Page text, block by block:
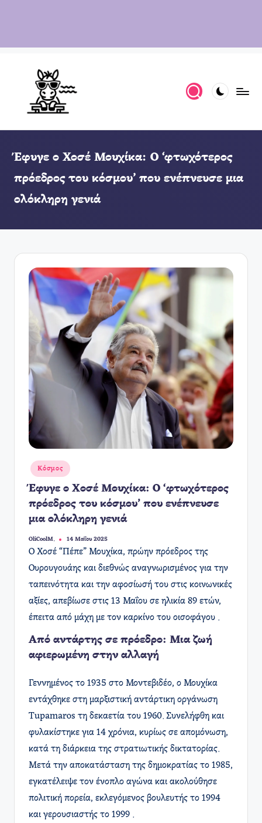
Έφυγε ο Χοσέ Μουχίκα: Ο ‘φτωχότερος
πρόεδρος του κόσμου’ που ενέπνευσε μια
ολόκληρη γενιά
Αναρτήθηκε
σε
Κόσμος
Έφυγε ο Χοσέ Μουχίκα: Ο ‘φτωχότερος
πρόεδρος του κόσμου’ που ενέπνευσε
μια ολόκληρη γενιά
Συγγραφέας:
OliCoolM. 14 Μαΐου 2025
Ο Χοσέ “Πέπε” Μουχίκα, πρώην πρόεδρος της
Ουρουγουάης και διεθνώς αναγνωρισμένος για την
ταπεινότητα και την αφοσίωσή του στις κοινωνικές
αξίες, απεβίωσε στις 13 Μαΐου σε ηλικία 89 ετών,
έπειτα από μάχη με τον καρκίνο του οισοφάγου .
Από αντάρτης σε πρόεδρο: Μια ζωή
αφιερωμένη στην αλλαγή
Γεννημένος το 1935 στο Μοντεβιδέο, ο Μουχίκα
εντάχθηκε στη μαρξιστική αντάρτικη οργάνωση
Tupamaros τη δεκαετία του 1960. Συνελήφθη και
φυλακίστηκε για 14 χρόνια, κυρίως σε απομόνωση,
κατά τη διάρκεια της στρατιωτικής δικτατορίας.
Μετά την αποκατάσταση της δημοκρατίας το 1985,
εγκατέλειψε τον ένοπλο αγώνα και ακολούθησε
πολιτική πορεία, εκλεγόμενος βουλευτής το 1994
και γερουσιαστής το 1999 .